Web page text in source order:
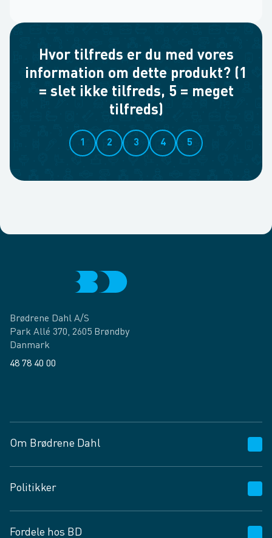
Hvor tilfreds er du med vores
information om dette produkt? (1
= slet ikke tilfreds, 5 = meget
tilfreds)
1 2 3 4 5
Brødrene Dahl A/S
Park Allé 370, 2605 Brøndby
Danmark
48 78 40 00
Om Brødrene Dahl
Vagttelefon 30 10 89 89
Spørgsmål og svar
Job og karriere
Politikker
Fordele hos BD